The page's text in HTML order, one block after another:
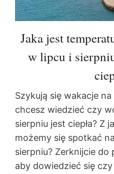
Jaka jest
w lipcu i
Szykują się wakacje
chcesz wiedzieć czy
sierpniu jest ciepła? Z
możemy się spotkać
sierpniu? Zerknijcie do
aby dowiedzieć się